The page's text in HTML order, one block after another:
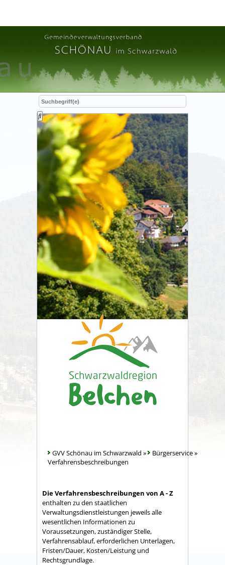
GVV Schönau im Schwarzwald » Bürgerservice»
Verfahrensbeschreibungen
Die Verfahrensbeschreibungen von A - Z
enthalten zu den staatlichen
Verwaltungsdienstleistungen jeweils alle
wesentlichen Informationen zu
Voraussetzungen, zuständiger Stelle,
Verfahrensablauf, erforderlichen Unterlagen,
Fristen/Dauer, Kosten/Leistung und
Rechtsgrundlage.